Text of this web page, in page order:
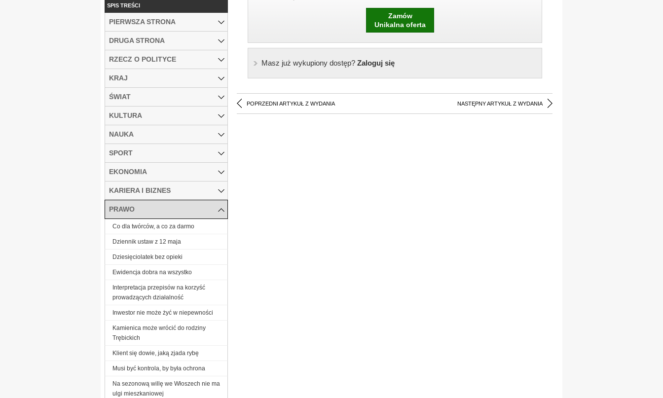
Zamów
Unikalna oferta
Masz już wykupiony dostęp?Zaloguj się
POPRZEDNI ARTYKUŁ Z WYDANIA NASTĘPNY ARTYKUŁ Z WYDANIA
SPIS TREŚCI
PIERWSZA STRONA
DRUGA STRONA
RZECZ O POLITYCE
KRAJ
ŚWIAT
KULTURA
NAUKA
SPORT
EKONOMIA
KARIERA I BIZNES
PRAWO
Co dla twórców, a co za darmo
Dziennik ustaw z 12 maja
Dziesięciolatek bez opieki
Ewidencja dobra na wszystko
Interpretacja przepisów na korzyść
prowadzących działalność
Inwestor nie może żyć w niepewności
Kamienica może wrócić do rodziny
Trębickich
Klient się dowie, jaką zjada rybę
Musi być kontrola, by była ochrona
Na sezonową willę we Włoszech nie ma
ulgi mieszkaniowej